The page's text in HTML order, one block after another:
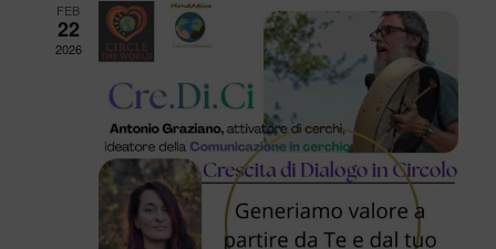
N
A
V
I
G
FEB
22
2026